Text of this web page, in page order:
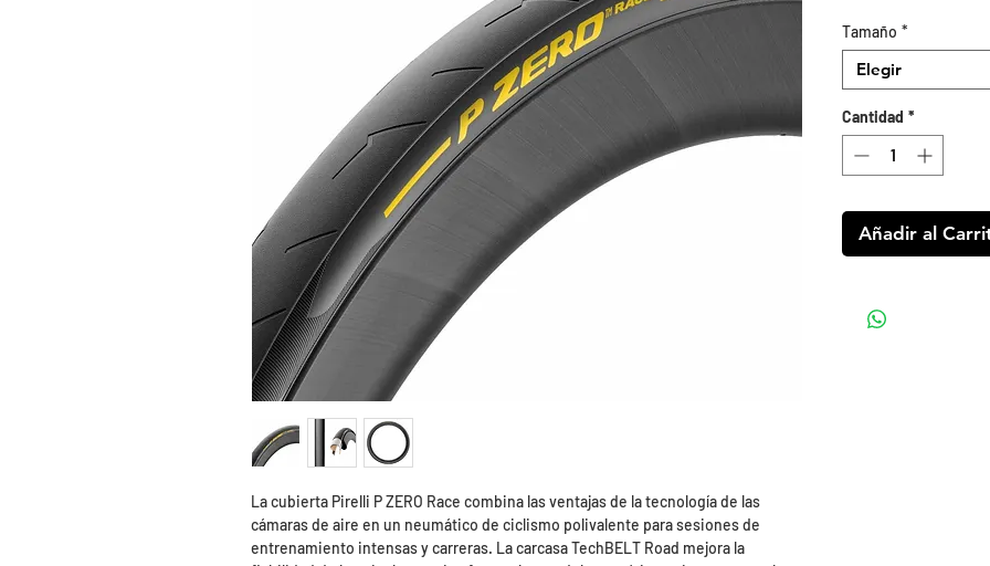
La cubierta Pirelli P ZERO Race combina las ventajas de la tecnología de las
cámaras de aire en un neumático de ciclismo polivalente para sesiones de
entrenamiento intensas y carreras. La carcasa TechBELT Road mejora la
Tamaño *
Elegir
Cantidad *
Añadir al